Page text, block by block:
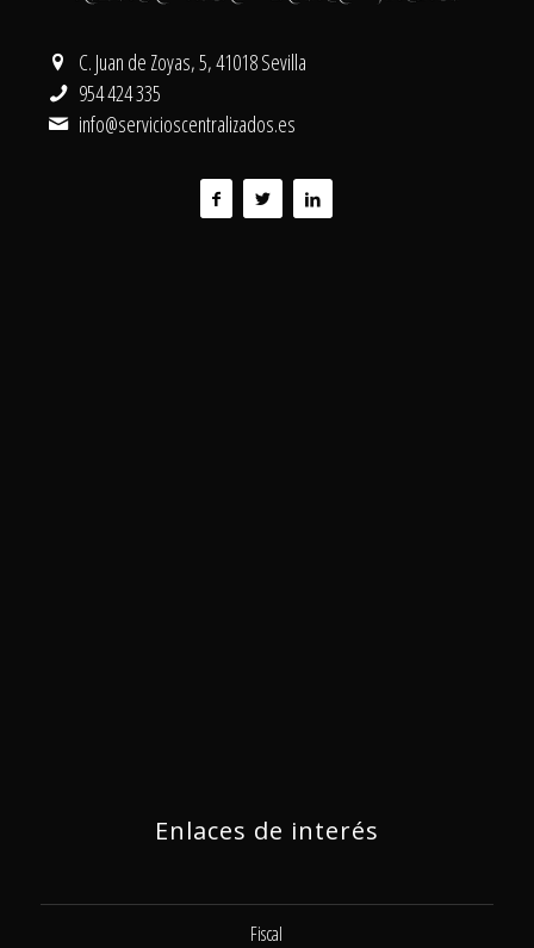
C. Juan de Zoyas, 5, 41018 Sevilla
954 424 335
info@servicioscentralizados.es
Enlaces de interés
Fiscal